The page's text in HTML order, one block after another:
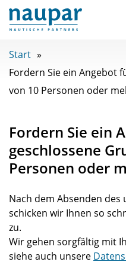
Start
Fordern Sie ein Angebot
von 10 Personen oder
Fordern Sie ein
geschlossene
Personen oder
Nach dem Absenden
schicken wir Ihnen so
zu.
Wir gehen sorgfältig mit
siehe auch unsere